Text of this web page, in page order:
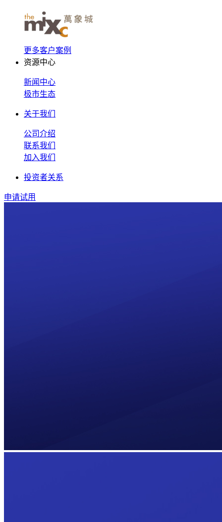
更多客户案例
资源中心
新闻中心
极市生态
关于我们
公司介绍
联系我们
加入我们
投资者关系
申请试用